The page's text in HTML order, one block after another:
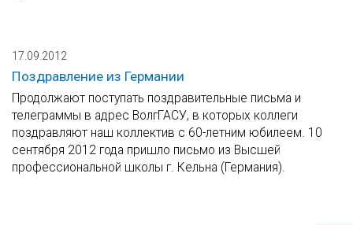
17.09.2012
Поздравление из Германии
Продолжают поступать поздравительные письма и
телеграммы в адрес ВолгГАСУ, в которых коллеги
поздравляют наш коллектив с 60-летним юбилеем. 10
сентября 2012 года пришло письмо из Высшей
профессиональной школы г. Кельна (Германия).